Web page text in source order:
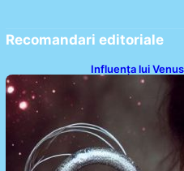
Recomandari editoriale
Influența lui
pentru Tauri și